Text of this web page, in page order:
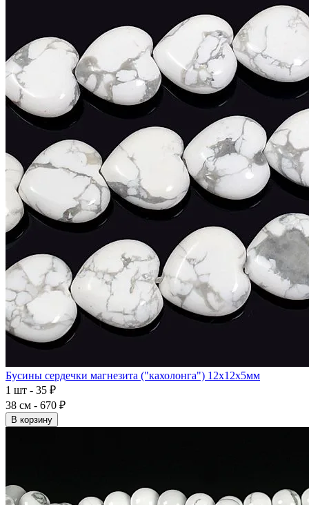
Бусины сердечки магнезита ("кахолонга") 12x12x5мм
1 шт - 35 ₽
38 см - 670 ₽
В корзину